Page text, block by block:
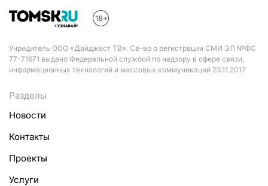
Учредитель ООО «Дайджест ТВ». Св-во о регистрации СМИ ЭЛ №ФС
77-71671 выдано Федеральной службой по надзору в сфере связи,
информационных технологий и массовых коммуникаций 23.11.2017
Разделы
Новости
Контакты
Проекты
Услуги